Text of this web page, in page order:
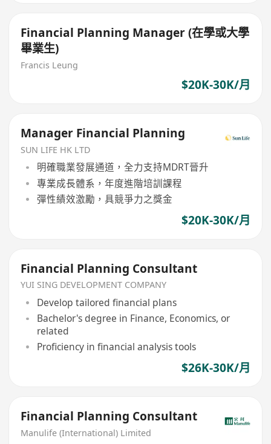
Financial Planning Manager (在學或大學
畢業生)
Francis Leung
$20K-30K/月
Manager Financial Planning
SUN LIFE HK LTD
明確職業發展通道，全力支持MDRT晉升
專業成長體系，年度進階培訓課程
彈性績效激勵，具競爭力之獎金
$20K-30K/月
Financial Planning Consultant
YUI SING DEVELOPMENT COMPANY
Develop tailored financial plans
Bachelor's degree in Finance, Economics, or
related
Proficiency in financial analysis tools
$26K-30K/月
Financial Planning Consultant
Manulife (International) Limited